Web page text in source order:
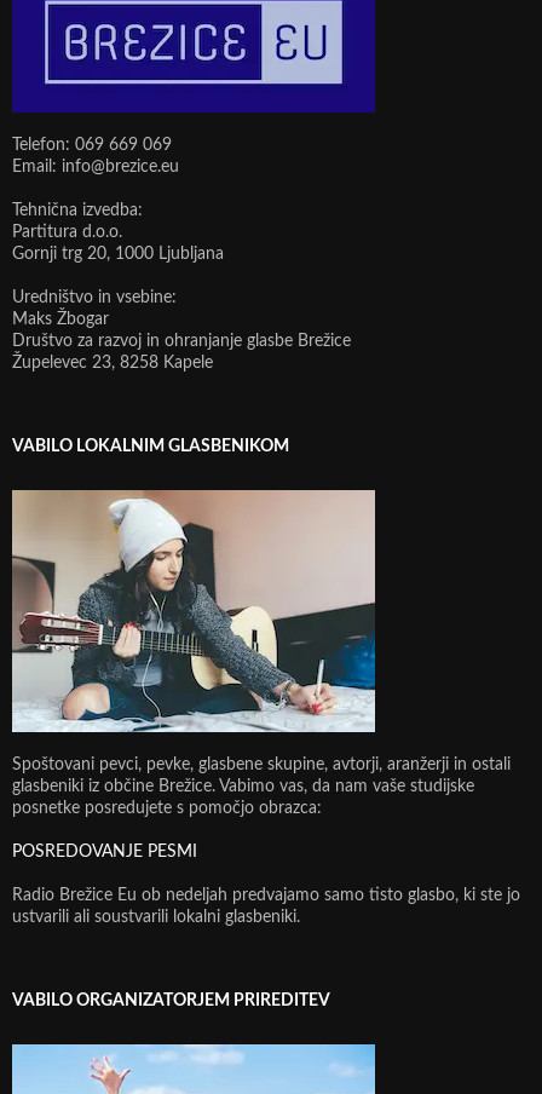
Telefon: 069 669 069
Email: info@brezice.eu
Tehnična izvedba:
Partitura d.o.o.
Gornji trg 20, 1000 Ljubljana
Uredništvo in vsebine:
Maks Žbogar
Društvo za razvoj in ohranjanje glasbe Brežice
Župelevec 23, 8258 Kapele
VABILO LOKALNIM GLASBENIKOM
Spoštovani pevci, pevke, glasbene skupine, avtorji, aranžerji in ostali
glasbeniki iz občine Brežice. Vabimo vas, da nam vaše studijske
posnetke posredujete s pomočjo obrazca:
POSREDOVANJE PESMI
Radio Brežice Eu ob nedeljah predvajamo samo tisto glasbo, ki ste jo
ustvarili ali soustvarili lokalni glasbeniki.
VABILO ORGANIZATORJEM PRIREDITEV